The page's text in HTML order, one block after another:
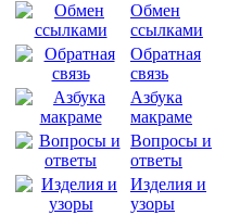
Обмен
ссылками
Обратная
связь
Азбука
макраме
Вопросы и
ответы
Изделия и
узоры